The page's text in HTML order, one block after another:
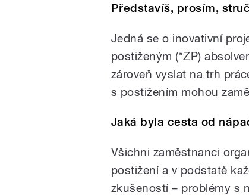
Představíš, prosím,
Jedná se o inovativní
postiženým (*ZP)
zároveň vyslat na trh
s postižením mohou
Jaká byla cesta od
Všichni zaměstnanci
postižení a v podstatě
zkušeností – problémy s